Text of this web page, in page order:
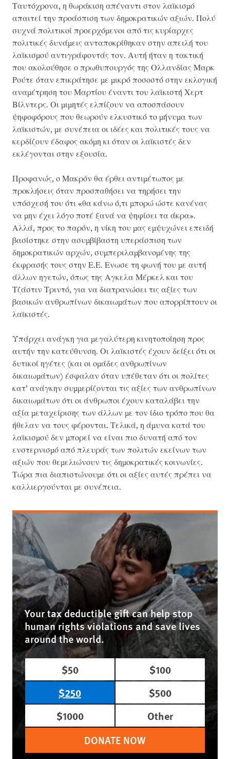
Ταυτόχρονα, η θωράκιση απέναντι στον λαϊκισμό
απαιτεί την προάσπιση των δημοκρατικών αξιών. Πολύ
συχνά πολιτικοί προερχόμενοι από τις κυρίαρχες
πολιτικές δυνάμεις ανταποκρίθηκαν στην απειλή του
λαϊκισμού αντιγράφοντάς τον. Αυτή ήταν η τακτική
που ακολούθησε ο πρωθυπουργός της Ολλανδίας Μαρκ
Ρούτε όταν επικράτησε με μικρό ποσοστό στην εκλογική
αναμέτρηση του Μαρτίου έναντι του λαϊκιστή Χερτ
Βίλντερς. Οι μιμητές ελπίζουν να αποσπάσουν
ψηφοφόρους που θεωρούν ελκυστικό το μήνυμα των
λαϊκιστών, με συνέπεια οι ιδέες και πολιτικές τους να
κερδίζουν έδαφος ακόμη κι όταν οι λαϊκιστές δεν
εκλέγονται στην εξουσία.
Προφανώς, ο Μακρόν θα έρθει αντιμέτωπος με
προκλήσεις όταν προσπαθήσει να τηρήσει την
υπόσχεσή του ότι «θα κάνω ό,τι μπορώ ώστε κανένας
να μην έχει λόγο ποτέ ξανά να ψηφίσει τα άκρα».
Αλλά, προς το παρόν, η νίκη του μας εμψυχώνει επειδή
βασίστηκε στην ασυμβίβαστη υπεράσπιση των
δημοκρατικών αρχών, συμπεριλαμβανομένης της
έκφρασής τους στην Ε.Ε. Ενωσε τη φωνή του με αυτή
άλλων ηγετών, όπως της Αγκελα Μέρκελ και του
Τζάστιν Τριντό, για να διατρανώσει τις αξίες των
βασικών ανθρωπίνων δικαιωμάτων που απορρίπτουν οι
λαϊκιστές.
Υπάρχει ανάγκη για μεγαλύτερη κινητοποίηση προς
αυτήν την κατεύθυνση. Οι λαϊκιστές έχουν δείξει ότι οι
δυτικοί ηγέτες (και οι ομάδες ανθρωπίνων
δικαιωμάτων) έσφαλαν όταν υπέθεταν ότι οι πολίτες
κατ’ ανάγκην συμμερίζονται τις αξίες των ανθρωπίνων
δικαιωμάτων ότι οι άνθρωποι έχουν καταλάβει την
αξία μεταχείρισης των άλλων με τον ίδιο τρόπο που θα
ήθελαν να τους φέρονται. Τελικά, η άμυνα κατά του
λαϊκισμού δεν μπορεί να είναι πιο δυνατή από τον
ενστερνισμό από πλευράς των πολιτών εκείνων των
αξιών που θεμελιώνουν τις δημοκρατικές κοινωνίες.
Τώρα πια διαπιστώνουμε ότι οι αξίες αυτές πρέπει να
καλλιεργούνται με συνέπεια.
Your tax deductible gift can help stop
human rights violations and save lives
around the world.
$50
$100
$250
$500
$1000
Other
DONATE NOW